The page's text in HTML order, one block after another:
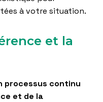
à votre situation.
et la
processus continu
et de la